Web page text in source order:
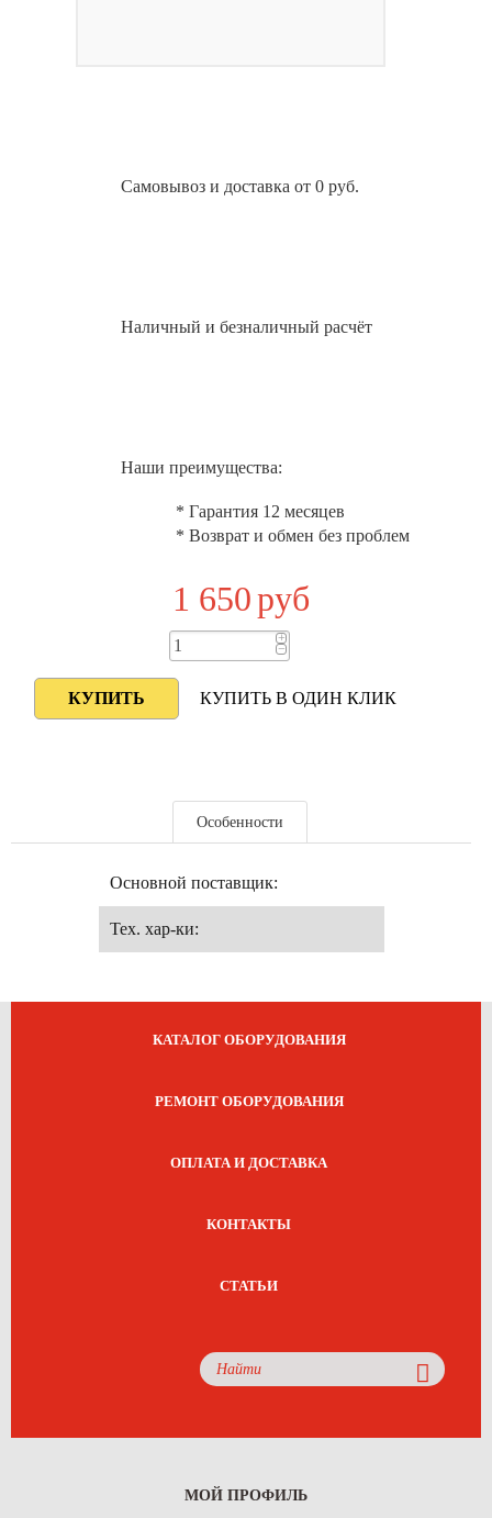
Самовывоз и доставка от 0 руб.
Наличный и безналичный расчёт
Наши преимущества:
* Гарантия 12 месяцев
* Возврат и обмен без проблем
1 650руб
+
−
КУПИТЬ В ОДИН КЛИК
Особенности
Основной поставщик:
Тех. хар-ки:
КАТАЛОГ ОБОРУДОВАНИЯ
РЕМОНТ ОБОРУДОВАНИЯ
ОПЛАТА И ДОСТАВКА
КОНТАКТЫ
СТАТЬИ
МОЙ ПРОФИЛЬ